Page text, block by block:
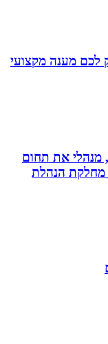
מענה מקצועי
את תחום
הנהלת